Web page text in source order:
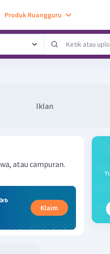
Produk Ruangguru
Iklan
atau campuran.
Klaim